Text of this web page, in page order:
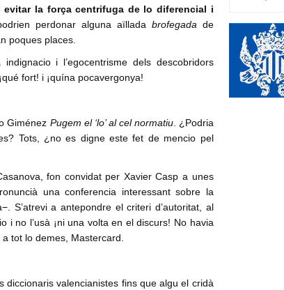
evitar la força centrifuga de lo diferencial i
perdonar alguna aïllada brofegada de
poques places.
i l’egocentrisme dels descobridors
fort! i ¡quína pocavergonya!
Giménez Pugem el ‘lo’ al cel normatiu. ¿Podria
Tots, ¿no es digne este fet de mencio pel
fon convidat per Xavier Casp a unes
una conferencia interessant sobre la
S’atrevi a antepondre el criteri d’autoritat, al
i no l’usà ¡ni una volta en el discurs! No havia
tot lo demes, Mastercard.
diccionaris valencianistes fins que algu el cridà